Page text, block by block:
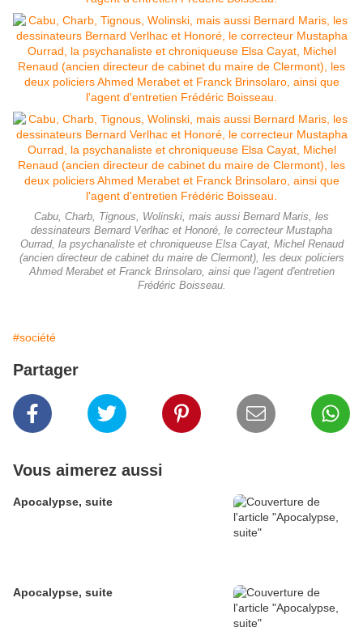
Cabu, Charb, Tignous, Wolinski, mais aussi Bernard Maris, les
dessinateurs Bernard Verlhac et Honoré, le correcteur Mustapha
Ourrad, la psychanaliste et chroniqueuse Elsa Cayat, Michel Renaud
(ancien directeur de cabinet du maire de Clermont), les deux policiers
Ahmed Merabet et Franck Brinsolaro, ainsi que l'agent d'entretien
Frédéric Boisseau.
#société
Partager
Vous aimerez aussi
Apocalypse, suite
Apocalypse, suite